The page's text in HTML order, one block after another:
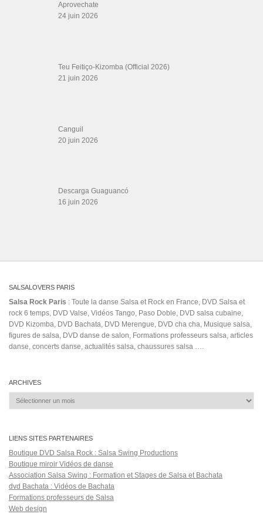
Aprovechate
24 juin 2026
Teu Feitiço-Kizomba (Official 2026)
21 juin 2026
Canguil
20 juin 2026
Descarga Guaguancó
16 juin 2026
SALSALOVERS PARIS
Salsa Rock Paris : Toute la danse Salsa et Rock en France, DVD Salsa et
rock 6 temps, DVD Valse, Vidéos Tango, Paso Doble, DVD salsa cubaine,
DVD Kizomba, DVD Bachata, DVD Merengue, DVD cha cha, Musique salsa,
figures de salsa, DVD danse de salon, Formations professeurs salsa, articles
danse, concerts danse, actualités salsa, chaussures salsa ….
ARCHIVES
Archives
LIENS SITES PARTENAIRES
Boutique DVD Salsa Rock : Salsa Swing Productions
Boutique miroir Vidéos de danse
Association Salsa Swing : Formation et Stages de Salsa et Bachata
dvd Bachata : Vidéos de Bachata
Formations professeurs de Salsa
Web design